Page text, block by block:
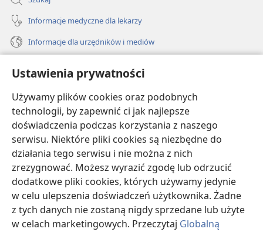
Ustawienia prywatności
Używamy plików cookies oraz podobnych
technologii, by zapewnić ci jak najlepsze
doświadczenia podczas korzystania z naszego
serwisu. Niektóre pliki cookies są niezbędne do
działania tego serwisu i nie można z nich
zrezygnować. Możesz wyrazić zgodę lub odrzucić
dodatkowe pliki cookies, których używamy jedynie
w celu ulepszenia doświadczeń użytkownika. Żadne
z tych danych nie zostaną nigdy sprzedane lub użyte
w celach marketingowych. Przeczytaj Globalną
Informacje medyczne dla lekarzy
Informacje dla urzędników i mediów
Darowizny
(opens
new
window)BIBLIOTEKA INTERNETOWA Strażnicy
(opens
new
window)JW Hub
(opens
new
window)JW Library
Watchtower Library